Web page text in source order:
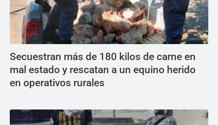
Secuestran más de 180 kilos de carne en
mal estado y rescatan a un equino herido
en operativos rurales